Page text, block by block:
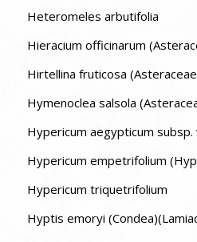
Heteromeles arbutifolia
Hieracium officinarum
Hirtellina fruticosa
Hymenoclea salsola
Hypericum aegypticum
Hypericum empetrifolium
Hypericum triquetrifolium
Hyptis emoryi